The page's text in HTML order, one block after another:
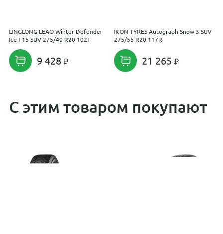
LINGLONG LEAO Winter Defender
Ice I-15 SUV 275/40 R20 102T
9 428
IKON TYRES Autograph Snow 3 SUV
275/55 R20 117R
21 265
С этим товаром покупают